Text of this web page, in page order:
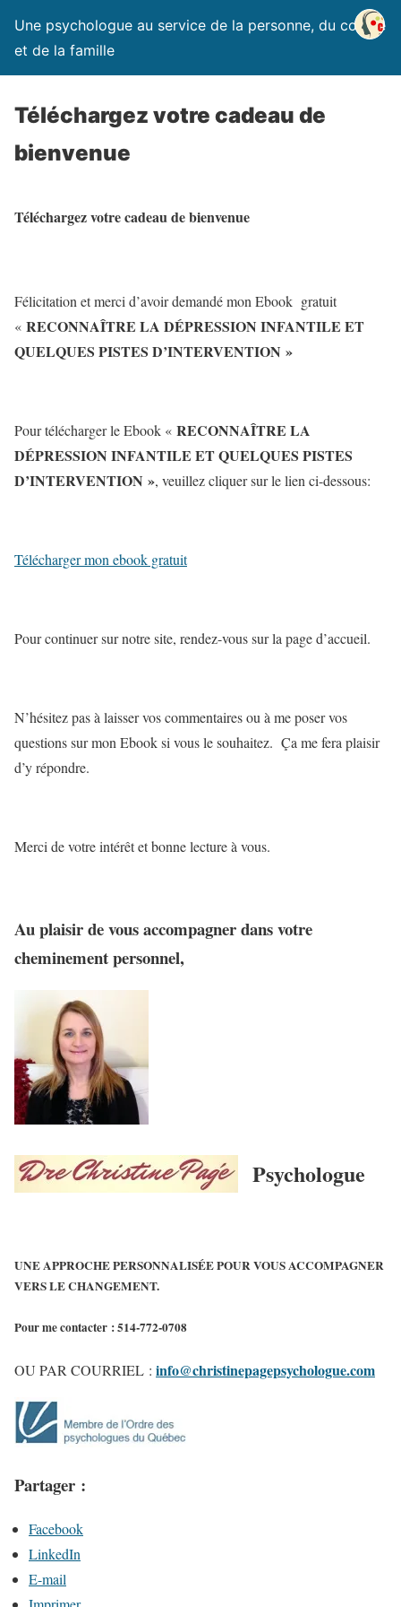
Une psychologue au service de la personne, du couple
et de la famille
Téléchargez votre cadeau de
bienvenue
Téléchargez votre cadeau de bienvenue
Félicitation et merci d’avoir demandé mon Ebook gratuit
« RECONNAÎTRE LA DÉPRESSION INFANTILE ET
QUELQUES PISTES D’INTERVENTION »
Pour télécharger le Ebook « RECONNAÎTRE LA
DÉPRESSION INFANTILE ET QUELQUES PISTES
D’INTERVENTION », veuillez cliquer sur le lien ci-dessous:
Télécharger mon ebook gratuit
Pour continuer sur notre site, rendez-vous sur la page d’accueil.
N’hésitez pas à laisser vos commentaires ou à me poser vos
questions sur mon Ebook si vous le souhaitez. Ça me fera plaisir
d’y répondre.
Merci de votre intérêt et bonne lecture à vous.
Au plaisir de vous accompagner dans votre
cheminement personnel,
Psychologue
UNE APPROCHE PERSONNALISÉE POUR VOUS ACCOMPAGNER
VERS LE CHANGEMENT.
Pour me contacter :514-772-0708
OU PAR COURRIEL : info@christinepagepsychologue.com
Partager :
Facebook
LinkedIn
E-mail